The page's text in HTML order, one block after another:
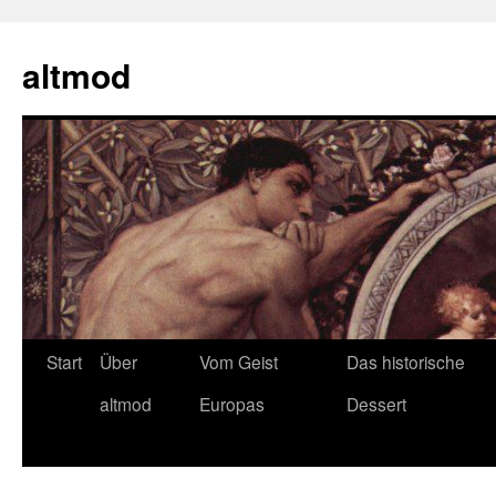
springen
altmod
Start
Über
altmod
Vom Geist
Europas
Das historische
Dessert